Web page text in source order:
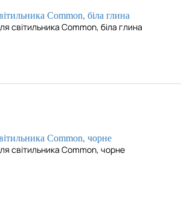
світильника Common, біла глина
світильника Common, чорне